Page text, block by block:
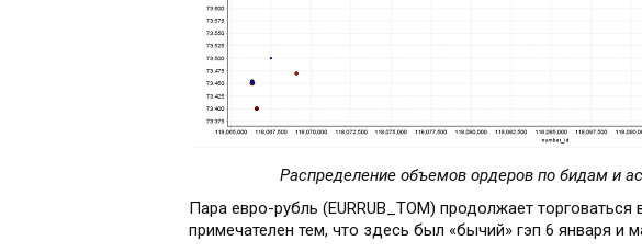
Распределение объемов ордеров по бидам и
Пара евро-рубль (EURRUB_TOM) продолжает торговаться
примечателен тем, что здесь был «бычий» гэп 6 января и